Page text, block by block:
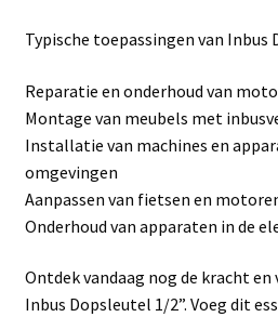
Klantenservice
Linkpartners
Over Ons
Overzicht
Typische toepassingen van Inbus
Reparatie en onderhoud van
Montage van meubels met
Installatie van machines en
omgevingen
Aanpassen van fietsen en
Onderhoud van apparaten in de
Ontdek vandaag nog de kracht en
Inbus Dopsleutel 1/2”. Voeg dit